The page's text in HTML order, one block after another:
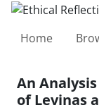
Home
An
of Levinas